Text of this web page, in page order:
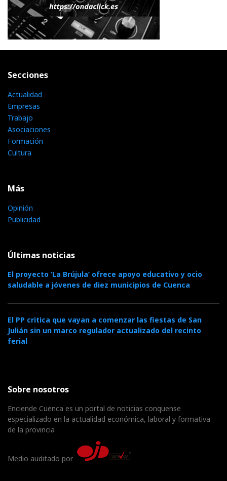
Secciones
Actualidad
Empresas
Trabajo
Asociaciones
Formación
Cultura
Más
Opinión
Publicidad
Últimas noticias
El proyecto ‘La Brújula’ ofrece apoyo educativo y ocio
saludable a jóvenes de diez municipios de Cuenca
El PP critica que vayan a comenzar las fiestas de San
Julián sin un marco regulador actualizado del recinto
ferial
Sobre nosotros
Enciende Cuenca es un portal de noticias conquense
especializado en la actualidad económica, laboral y formativa
de la provincia
Medio auditado por